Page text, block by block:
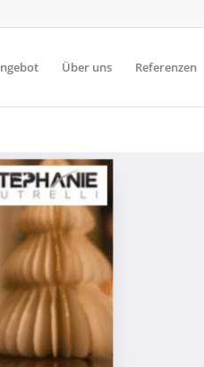
Über uns Referenzen